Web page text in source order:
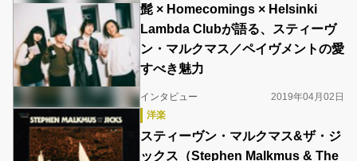
髭 × Homecomings × Helsinki
Lambda Clubが語る、スティーヴ
ン・マルクマス／ペイヴメントの愛
すべき魅力
インタビュー
2019年04月02日
洋楽
スティーヴン・マルクマス&ザ・ジ
ックス（Stephen Malkmus & The